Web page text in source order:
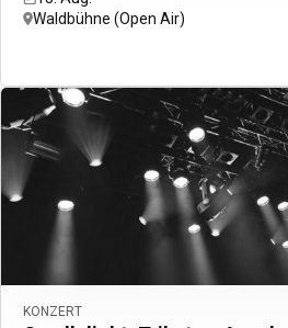
Magazin
Neueröffnungen
Reiseziele des
Entdecken Sie
HOTELS NACH
Berlin
München
Hamburg
Wien
Alle Reiseziele
Waldbühne (Open Air)
KONZERT